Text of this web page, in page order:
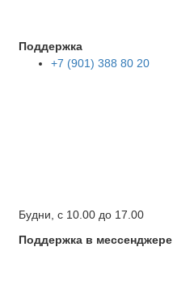
Поддержка
+7 (901) 388 80 20
Будни, с 10.00 до 17.00
Поддержка в мессенджере